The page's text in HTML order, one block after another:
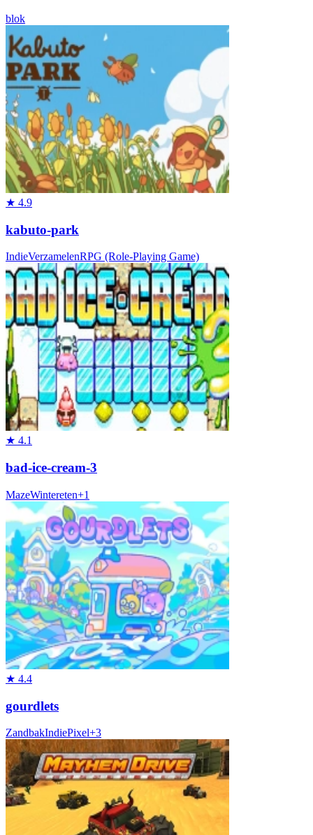
blok
★ 4.9
kabuto-park
IndieVerzamelenRPG (Role-Playing Game)
★ 4.1
bad-ice-cream-3
MazeWintereten+1
★ 4.4
gourdlets
ZandbakIndiePixel+3